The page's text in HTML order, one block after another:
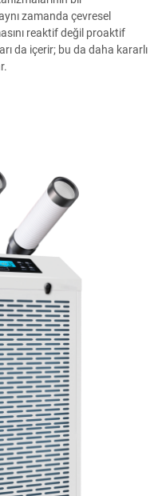
zamanda çevresel
reaktif değil proaktif
da içerir; bu da daha kararlı